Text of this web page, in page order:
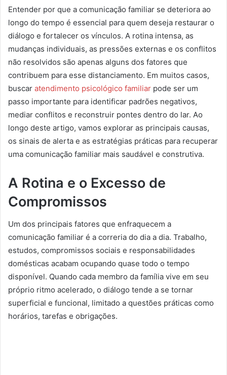
Entender por que a comunicação familiar se deteriora ao
longo do tempo é essencial para quem deseja restaurar o
diálogo e fortalecer os vínculos. A rotina intensa, as
mudanças individuais, as pressões externas e os conflitos
não resolvidos são apenas alguns dos fatores que
contribuem para esse distanciamento. Em muitos casos,
buscar atendimento psicológico familiar pode ser um
passo importante para identificar padrões negativos,
mediar conflitos e reconstruir pontes dentro do lar. Ao
longo deste artigo, vamos explorar as principais causas,
os sinais de alerta e as estratégias práticas para recuperar
uma comunicação familiar mais saudável e construtiva.
A Rotina e o Excesso de
Compromissos
Um dos principais fatores que enfraquecem a
comunicação familiar é a correria do dia a dia. Trabalho,
estudos, compromissos sociais e responsabilidades
domésticas acabam ocupando quase todo o tempo
disponível. Quando cada membro da família vive em seu
próprio ritmo acelerado, o diálogo tende a se tornar
superficial e funcional, limitado a questões práticas como
horários, tarefas e obrigações.